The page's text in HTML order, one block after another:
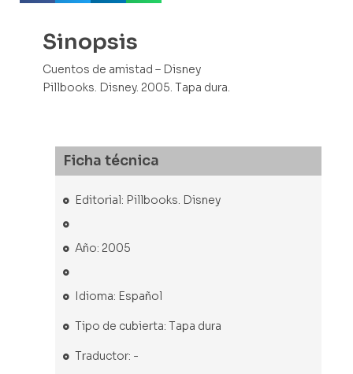
Sinopsis
Cuentos de amistad – Disney
Pillbooks. Disney. 2005. Tapa dura.
Ficha técnica
Editorial: Pillbooks. Disney
Año: 2005
Idioma: Español
Tipo de cubierta: Tapa dura
Traductor: -